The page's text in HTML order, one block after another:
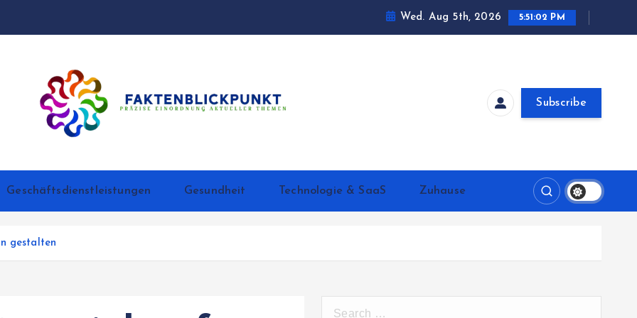
Wed. Aug 5th, 2026 5:51:03 PM
Subscribe
Geschäftsdienstleistungen Gesundheit Technologie & SaaS Zuhause
gestalten